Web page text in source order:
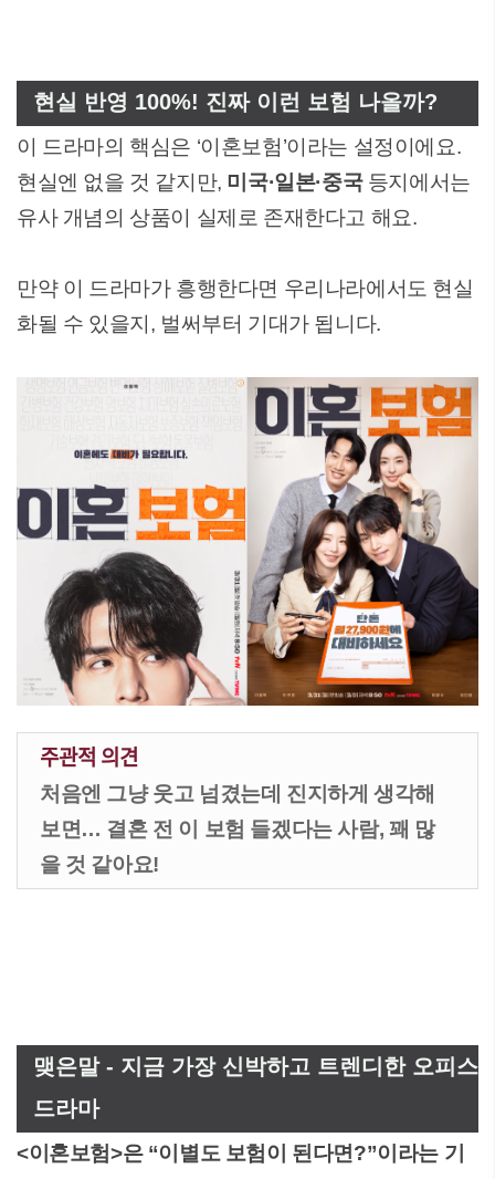
현실 반영 100%! 진짜 이런 보험 나올까?
이 드라마의 핵심은 ‘이혼보험’이라는 설정이에요.
현실엔 없을 것 같지만, 미국·일본·중국등지에서는
유사 개념의 상품이 실제로 존재한다고 해요.
만약 이 드라마가 흥행한다면 우리나라에서도 현실
화될 수 있을지, 벌써부터 기대가 됩니다.
주관적 의견
처음엔 그냥 웃고 넘겼는데 진지하게 생각해
보면… 결혼 전 이 보험 들겠다는 사람, 꽤 많
을 것 같아요!
맺은말 - 지금 가장 신박하고 트렌디한 오피스
드라마
<이혼보험>은 “이별도 보험이 된다면?”이라는 기